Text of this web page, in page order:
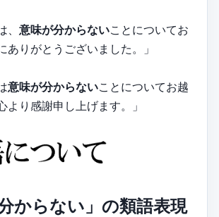
意味が分からないことについてお
ありがとうございました。」
意味が分からないことについてお越
より感謝申し上げます。」
からない」の類語表現